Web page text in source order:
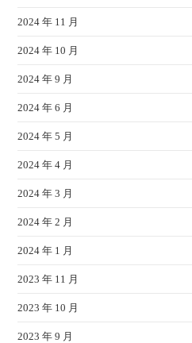
2024 年 11 月
2024 年 10 月
2024 年 9 月
2024 年 6 月
2024 年 5 月
2024 年 4 月
2024 年 3 月
2024 年 2 月
2024 年 1 月
2023 年 11 月
2023 年 10 月
2023 年 9 月